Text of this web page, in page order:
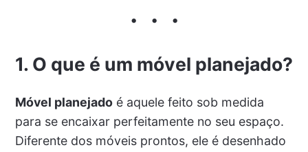
1. O que é um móvel planejado?
Móvel planejadoé aquele feito sob medida
para se encaixar perfeitamente no seu espaço.
Diferente dos móveis prontos, ele é desenhado